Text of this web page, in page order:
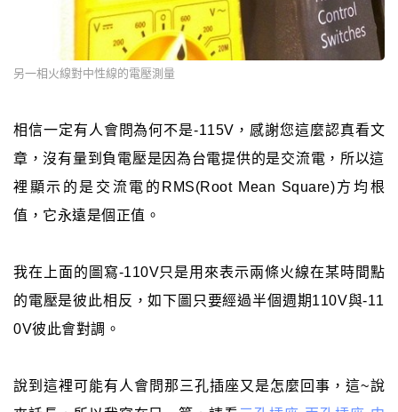
另一相火線對中性線的電壓測量
相信一定有人會問為何不是-115V，感謝您這麼認真看文
章，沒有量到負電壓是因為台電提供的是交流電，所以這
裡顯示的是交流電的RMS(Root Mean Square)方均根
值，它永遠是個正值。
我在上面的圖寫-110V只是用來表示兩條火線在某時間點
的電壓是彼此相反，如下圖只要經過半個週期110V與-11
0V彼此會對調。
說到這裡可能有人會問那三孔插座又是怎麼回事，這~說